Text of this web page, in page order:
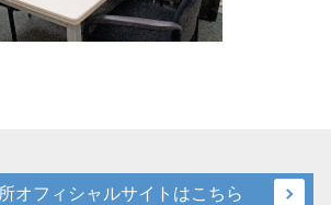
オフィシャルサイトはこちら